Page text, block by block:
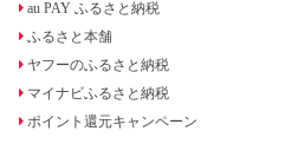
au PAY ふるさと納税
ふるさと本舗
ヤフーのふるさと納税
マイナビふるさと納税
ポイント還元キャンペーン